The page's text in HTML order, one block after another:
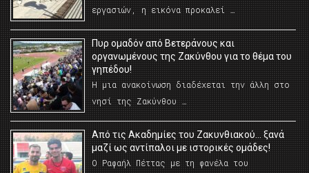
εργασιών, η εικόνα προκαλεί …
Πυρ ομαδόν από Βετεράνους και
οργανωμένους της Ζακύνθου για το θέμα του
γηπέδου!
Η μια ανακοίνωση διαδέχεται την άλλη στο
νησί της Ζακύνθου …
Από τις Ακαδημίες του Ζακυνθιακού… ξανά
μαζί ως αντίπαλοι με ιστορικές ομάδες!
Ο Ραφαήλ Πέττας με τη φανέλα του